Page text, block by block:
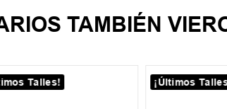
TAMBIÉN
Talles! ¡Últimos